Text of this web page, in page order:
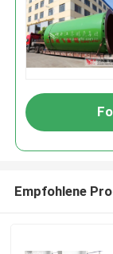
Empfohlene